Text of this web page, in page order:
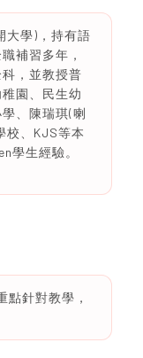
大學)，持有語
補習多年，
，並教授普
園、民生幼
、陳瑞琪(喇
校、KJS等本
學生經驗。
針對教學，